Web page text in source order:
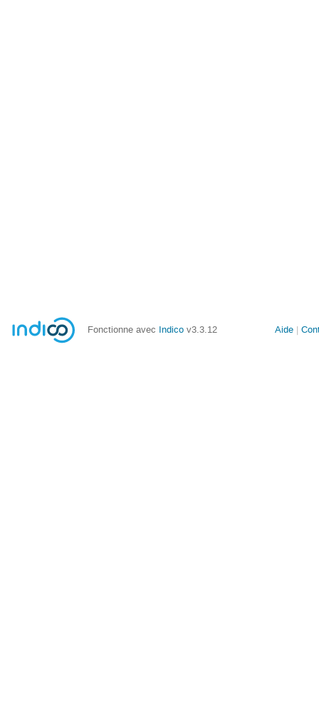
Fonctionne avec Indico v3.3.12 Aide